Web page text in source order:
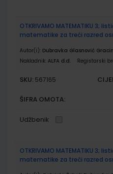
OTKRIVAMO MATEMATIKU 3;
matematike za treći razred
Autor(i): Dubravka Glasnović
Nakladnik: ALFA d.d. Registarski
SKU: 567165
ŠIFRA OMOTA:
Udžbenik
OTKRIVAMO MATEMATIKU 3;
matematike za treći razred